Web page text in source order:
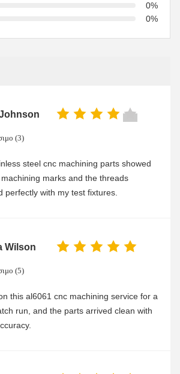
0%
0%
(3)
steel cnc machining parts showed
marks and the threads
perfectly with my test fixtures.
Wilson
(5)
this al6061 cnc machining service for a
run, and the parts arrived clean with